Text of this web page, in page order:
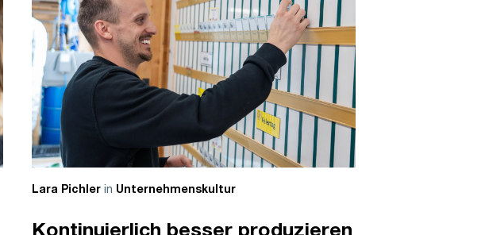
Lara Pichlerin Unternehmenskultur